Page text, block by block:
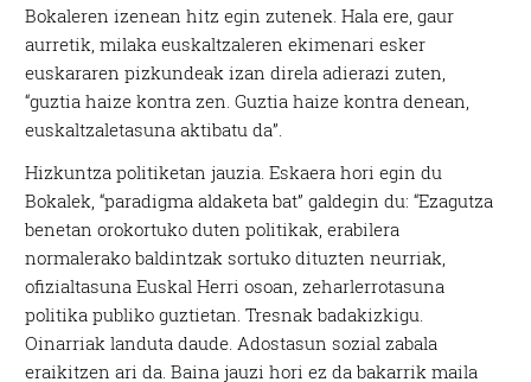
Bokaleren izenean hitz egin zutenek. Hala ere, gaur
aurretik, milaka euskaltzaleren ekimenari esker
euskararen pizkundeak izan direla adierazi zuten,
“guztia haize kontra zen. Guztia haize kontra denean,
euskaltzaletasuna aktibatu da”.
Hizkuntza politiketan jauzia. Eskaera hori egin du
Bokalek, “paradigma aldaketa bat” galdegin du: “Ezagutza
benetan orokortuko duten politikak, erabilera
normalerako baldintzak sortuko dituzten neurriak,
ofizialtasuna Euskal Herri osoan, zeharlerrotasuna
politika publiko guztietan. Tresnak badakizkigu.
Oinarriak landuta daude. Adostasun sozial zabala
eraikitzen ari da. Baina jauzi hori ez da bakarrik maila